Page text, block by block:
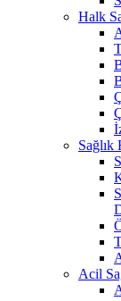
Halk
Sağlık
Acil